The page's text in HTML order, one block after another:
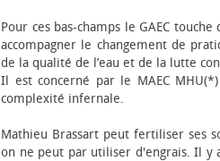
Pour ces bas-champs le GAEC
accompagner le changement de
de la qualité de l’eau et de la lutte
Il est concerné par le MAEC
complexité infernale.
Mathieu Brassart peut fertiliser ses
on ne peut par utiliser d'engrais. Il y